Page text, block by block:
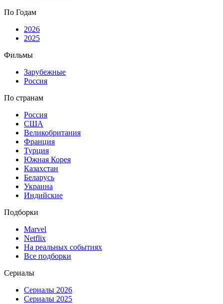
По Годам
2026
2025
Фильмы
Зарубежные
Россия
По странам
Россия
США
Великобритания
Франция
Турция
Южная Корея
Казахстан
Беларусь
Украина
Индийские
Подборки
Marvel
Netflix
На реальных событиях
Все подборки
Сериалы
Сериалы 2026
Сериалы 2025